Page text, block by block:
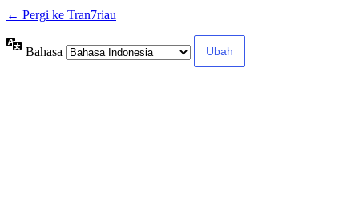
← Pergi ke Tran7riau
Bahasa